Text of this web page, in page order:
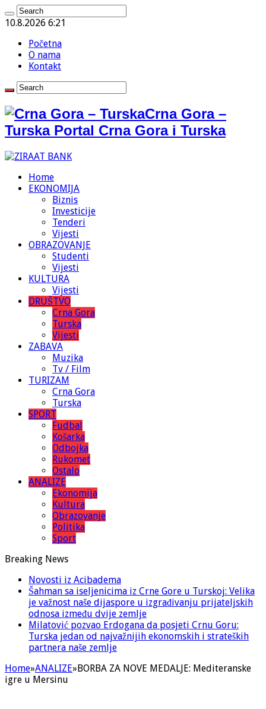
10.8.2026 6:21
Početna
O nama
Kontakt
Crna Gora –
Turska Portal Crna Gora i Turska
Home
EKONOMIJA
Biznis
Investicije
Tenderi
Vijesti
OBRAZOVANJE
Studenti
Vijesti
KULTURA
Vijesti
DRUŠTVO
Crna Gora
Turska
Vijesti
ZABAVA
Muzika
Tv / Film
TURIZAM
Crna Gora
Turska
SPORT
Fudbal
Košarka
Odbojka
Rukomet
Ostalo
ANALIZE
Ekonomija
Kultura
Obrazovanje
Politika
Sport
Breaking News
Novosti iz Acibadema
Šahman sa iseljenicima iz Crne Gore u Turskoj: Velika
je važnost naše dijaspore u izgrađivanju prijateljskih
odnosa između dvije zemlje
Milatović pozvao Erdogana da posjeti Crnu Goru:
Turska jedan od najvažnijih ekonomskih i strateških
partnera naše zemlje
Home»ANALIZE»BORBA ZA NOVE MEDALJE: Mediteranske
igre u Mersinu